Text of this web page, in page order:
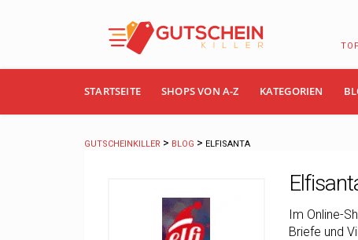
to
STARTSEITE SHOPS VON A-Z KATEGORIEN
GUTSCHEINKILLER > BLOG > ELFISANTA
Im Online-
Briefe und